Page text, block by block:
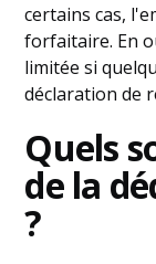
certains cas,
forfaitaire. En
limitée si
déclaration de
Quels
de la
?